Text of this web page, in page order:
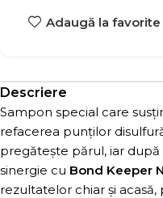
Adaugă la favorite
Descriere
Sampon special care
refacerea punților
pregătește părul, iar
sinergie cu Bond Keeper
rezultatelor chiar și